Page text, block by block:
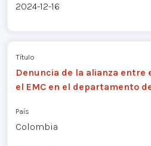
2024-12-16
Título
Denuncia de la alianza entre
el EMC en el departamento
País
Colombia